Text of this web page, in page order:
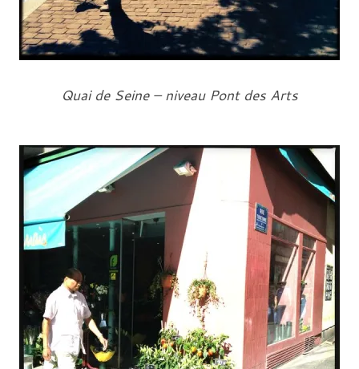
Quai de Seine – niveau Pont des Arts